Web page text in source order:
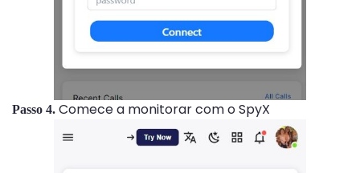
Passo 4. Comece a monitorar com o SpyX